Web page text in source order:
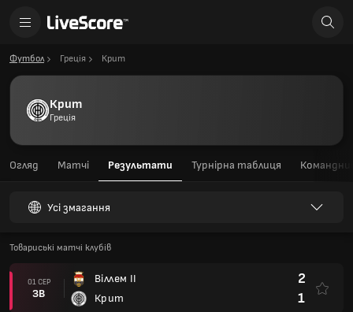
Футбол Греція Крит
Крит
Греція
Огляд Матчі Результати Турнірна таблиця
Усі змагання
Товариські матчі клубів
01 СЕР
ЗВ
Віллем II
Крит
2
1